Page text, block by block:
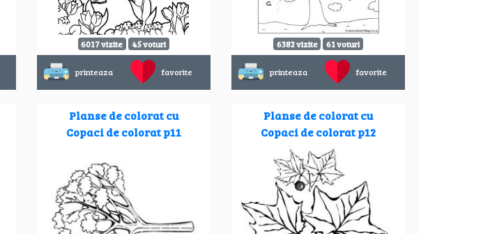
6017 vizite 45 voturi
printeaza favorite
6382 vizite 61 voturi
printeaza favorite
Planse de colorat cu
Copaci de colorat p11
Planse de colorat cu
Copaci de colorat p12